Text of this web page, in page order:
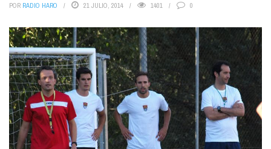
POR RADIO HARO 21 JULIO, 2014 1401 0